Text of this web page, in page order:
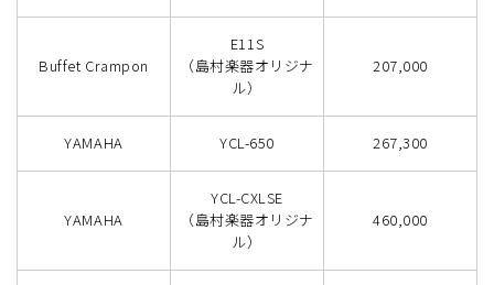
Buffet Crampon
E11S
（島村楽器オリジナ
ル）
207,000
YAMAHA YCL-650 267,300
YAMAHA
YCL-CXLSE
（島村楽器オリジナ
ル）
460,000